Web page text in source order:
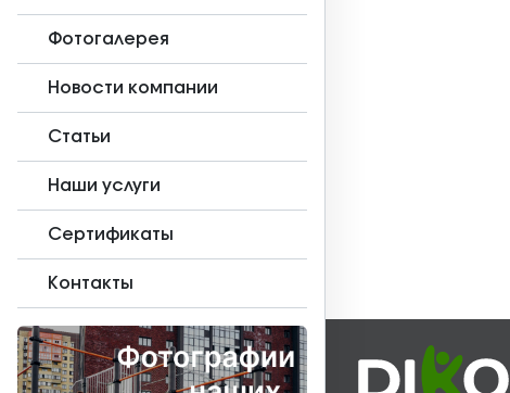
Фотогалерея
Новости компании
Статьи
Наши услуги
Сертификаты
Контакты